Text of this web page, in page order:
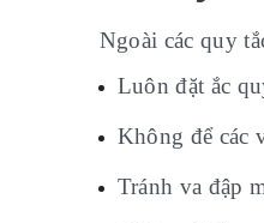
Ngoài các quy
Luôn đặt ắc
Không để các
Tránh va đập